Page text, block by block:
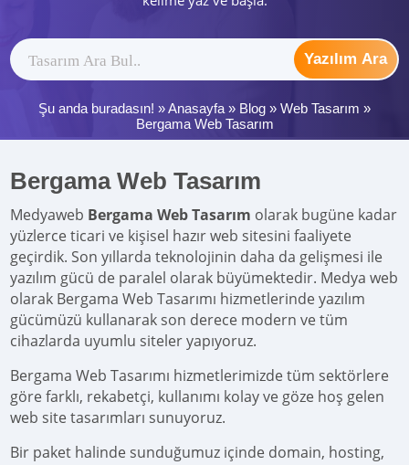
Yazılım Ara
Şu anda buradasın! »Anasayfa » Blog » Web Tasarım »
Bergama Web Tasarım
Bergama Web Tasarım
Medyaweb Bergama Web Tasarım olarak bugüne kadar
yüzlerce ticari ve kişisel hazır web sitesini faaliyete
geçirdik. Son yıllarda teknolojinin daha da gelişmesi ile
yazılım gücü de paralel olarak büyümektedir. Medya web
olarak Bergama Web Tasarımı hizmetlerinde yazılım
gücümüzü kullanarak son derece modern ve tüm
cihazlarda uyumlu siteler yapıyoruz.
Bergama Web Tasarımı hizmetlerimizde tüm sektörlere
göre farklı, rekabetçi, kullanımı kolay ve göze hoş gelen
web site tasarımları sunuyoruz.
Bir paket halinde sunduğumuz içinde domain, hosting,